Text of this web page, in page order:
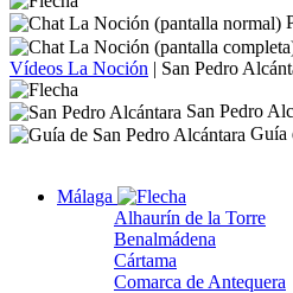
Vídeos La Noción | San Pedro
San Pedro
Guía
Málaga
Alhaurín de la Torre
Benalmádena
Cártama
Comarca de Antequera